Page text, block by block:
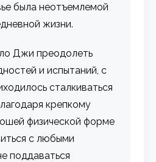
была неотъемлемой
жизни.
Джи преодолеть
и испытаний, с
сталкиваться
крепкому
физической форме
с любыми
поддаваться